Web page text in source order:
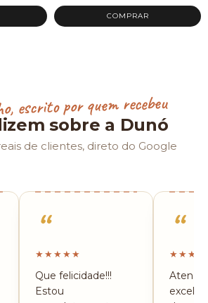
escrito por quem recebeu
sobre a Dunó
de clientes, direto do Google
“
★★★★★
Que felicidade!!!
Estou
“